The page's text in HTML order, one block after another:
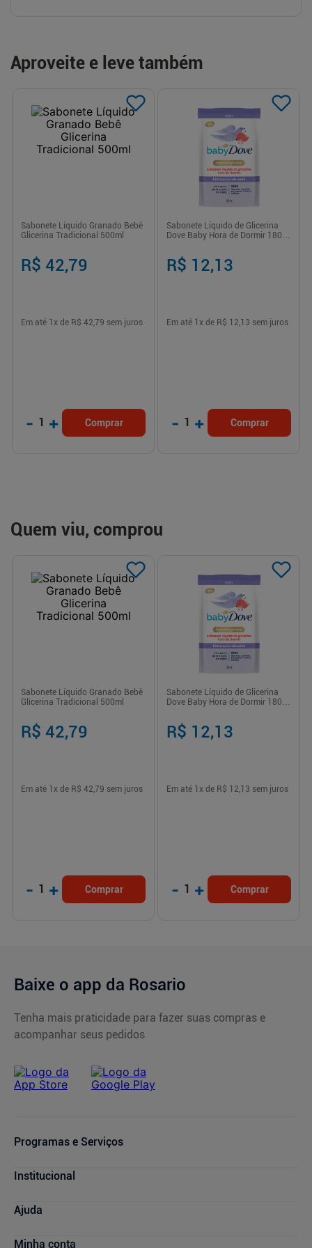
Aproveite e leve também
Sabonete Líquido Granado Bebê
Glicerina Tradicional 500ml
R$ 42,79
Em até 1 x de R$ 42,79 sem juros
- 1 + Comprar
Sabonete Líquido de Glicerina
Dove Baby Hora de Dormir 180ml
R$ 12,13
Em até 1 x de R$ 12,13 sem juros
- 1 + Comprar
Quem viu, comprou
Sabonete Líquido Granado Bebê
Glicerina Tradicional 500ml
R$ 42,79
Em até 1 x de R$ 42,79 sem juros
- 1 + Comprar
Sabonete Líquido de Glicerina
Dove Baby Hora de Dormir 180ml
R$ 12,13
Em até 1 x de R$ 12,13 sem juros
- 1 + Comprar
Baixe o app da Rosario
Tenha mais praticidade para fazer suas compras e
acompanhar seus pedidos
Programas e Serviços
Serviços Farmacêuticos
Cupons de Desconto
Rosário Plus
Institucional
Nossas Lojas
Trabalhe Conosco
Ajuda
Compras e Pedidos
Minha conta